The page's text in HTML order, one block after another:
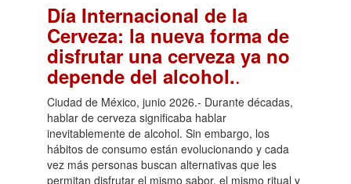
Día Internacional de la
Cerveza: la nueva forma de
disfrutar una cerveza ya no
depende del alcohol..
Ciudad de México, junio 2026.- Durante décadas,
hablar de cerveza significaba hablar
inevitablemente de alcohol. Sin embargo, los
hábitos de consumo están evolucionando y cada
vez más personas buscan alternativas que les
permitan disfrutar el mismo sabor, el mismo ritual y